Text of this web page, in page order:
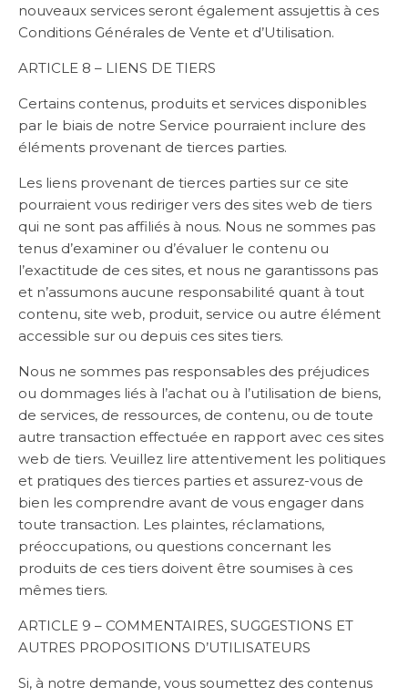
nouveaux services seront également assujettis à ces
Conditions Générales de Vente et d’Utilisation.
ARTICLE 8 – LIENS DE TIERS
Certains contenus, produits et services disponibles
par le biais de notre Service pourraient inclure des
éléments provenant de tierces parties.
Les liens provenant de tierces parties sur ce site
pourraient vous rediriger vers des sites web de tiers
qui ne sont pas affiliés à nous. Nous ne sommes pas
tenus d’examiner ou d’évaluer le contenu ou
l’exactitude de ces sites, et nous ne garantissons pas
et n’assumons aucune responsabilité quant à tout
contenu, site web, produit, service ou autre élément
accessible sur ou depuis ces sites tiers.
Nous ne sommes pas responsables des préjudices
ou dommages liés à l’achat ou à l’utilisation de biens,
de services, de ressources, de contenu, ou de toute
autre transaction effectuée en rapport avec ces sites
web de tiers. Veuillez lire attentivement les politiques
et pratiques des tierces parties et assurez-vous de
bien les comprendre avant de vous engager dans
toute transaction. Les plaintes, réclamations,
préoccupations, ou questions concernant les
produits de ces tiers doivent être soumises à ces
mêmes tiers.
ARTICLE 9 – COMMENTAIRES, SUGGESTIONS ET
AUTRES PROPOSITIONS D’UTILISATEURS
Si, à notre demande, vous soumettez des contenus